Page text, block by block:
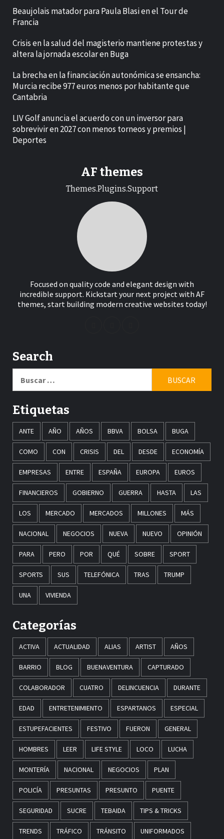
Beaujolais matador para Paula Blasi en el Tour de
Francia
Crisis en la salud del magisterio mantiene protestas y
altera la jornada escolar en Buga
La brecha en la financiación autonómica se ensancha:
Murcia recibe 977 euros menos por habitante que
Cantabria
LIV Golf anuncia el acuerdo con un inversor para
sobrevivir en 2027 con menos torneos y premios |
Deportes
AF themes
Themes.Plugins.Support
Focused on quality code and elegant design with
incredible support. Kickstart your next project with AF
themes, start building modern creative websites today!
Search
Etiquetas
ANTE AÑO AÑOS BBVA BOLSA BUGA
COMO CON CRISIS DEL DESDE ECONOMÍA
EMPRESAS ENTRE ESPAÑA EUROPA EUROS
FINANCIEROS GOBIERNO GUERRA HASTA LAS
LOS MERCADO MERCADOS MILLONES MÁS
NACIONAL NEGOCIOS NUEVA NUEVO OPINIÓN
PARA PERO POR QUÉ SOBRE SPORT
SPORTS SUS TELEFÓNICA TRAS TRUMP
UNA VIVIENDA
Categorías
ACTIVA ACTUALIDAD ALIAS ARTIST AÑOS
BARRIO BLOG BUENAVENTURA CAPTURADO
COLABORADOR CUATRO DELINCUENCIA DURANTE
EDAD ENTRETENIMIENTO ESPARTANOS ESPECIAL
ESTUPEFACIENTES FESTIVO FUERON GENERAL
HOMBRES LEER LIFE STYLE LOCO LUCHA
MONTERÍA NACIONAL NEGOCIOS PLAN
POLICÍA PRESUNTAS PRESUNTO PUENTE
SEGURIDAD SUCRE TEBAIDA TIPS & TRICKS
TRENDS TRÁFICO TRÁNSITO UNIFORMADOS